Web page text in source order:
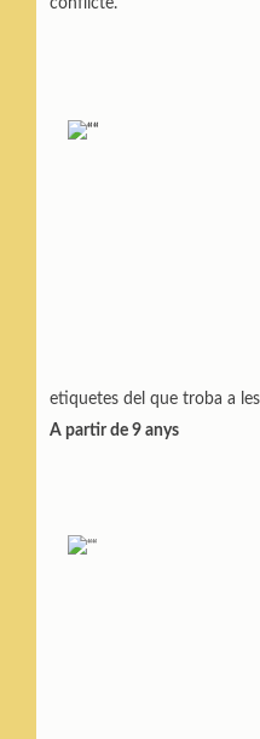
conflicte.
etiquetes del que troba a
A partir de 9 anys